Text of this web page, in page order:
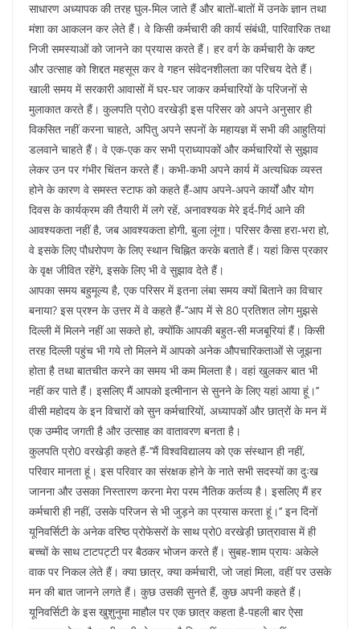
साधारण अध्यापक की तरह घुल-मिल जाते हैं और बातों-बातों में उनके ज्ञान तथा
मंशा का आकलन कर लेते हैं। वे किसी कर्मचारी की कार्य संबंधी, पारिवारिक तथा
निजी समस्याओं को जानने का प्रयास करते हैं। हर वर्ग के कर्मचारी के कष्ट
और उत्साह को शिद्दत महसूस कर वे गहन संवेदनशीलता का परिचय देते हैं।
खाली समय में सरकारी आवासों में घर-घर जाकर कर्मचारियों के परिजनों से
मुलाकात करते हैं। कुलपति प्रो0 वरखेड़ी इस परिसर को अपने अनुसार ही
विकसित नहीं करना चाहते, अपितु अपने सपनों के महायज्ञ में सभी की आहुतियां
डलवाने चाहते हैं। वे एक-एक कर सभी प्राध्यापकों और कर्मचारियों से सुझाव
लेकर उन पर गंभीर चिंतन करते हैं। कभी-कभी अपने कार्य में अत्यधिक व्यस्त
होने के कारण वे समस्त स्टाफ को कहते हैं-आप अपने-अपने कार्यों और योग
दिवस के कार्यक्रम की तैयारी में लगे रहें, अनावश्यक मेरे इर्द-गिर्द आने की
आवश्यकता नहीं है, जब आवश्यकता होगी, बुला लूंगा। परिसर कैसा हरा-भरा हो,
वे इसके लिए पौधरोपण के लिए स्थान चिह्नित करके बताते हैं। यहां किस प्रकार
के वृक्ष जीवित रहेंगे, इसके लिए भी वे सुझाव देते हैं।
आपका समय बहुमूल्य है, एक परिसर में इतना लंबा समय क्यों बिताने का विचार
बनाया? इस प्रश्न के उत्तर में वे कहते हैं-’’आप में से 80 प्रतिशत लोग मुझसे
दिल्ली में मिलने नहीं आ सकते हो, क्योंकि आपकी बहुत-सी मजबूरियां हैं। किसी
तरह दिल्ली पहुंच भी गये तो मिलने में आपको अनेक औपचारिकताओं से जूझना
होता है तथा बातचीत करने का समय भी कम मिलता है। वहां खुलकर बात भी
नहीं कर पाते हैं। इसलिए मैं आपको इत्मीनान से सुनने के लिए यहां आया हूं।’’
वीसी महोदय के इन विचारों को सुन कर्मचारियों, अध्यापकों और छात्रों के मन में
एक उम्मीद जगती है और उत्साह का वातावरण बनता है।
कुलपति प्रो0 वरखेड़ी कहते हैं-’’मैं विश्वविद्यालय को एक संस्थान ही नहीं,
परिवार मानता हूं। इस परिवार का संरक्षक होने के नाते सभी सदस्यों का दुःख
जानना और उसका निस्तारण करना मेरा परम नैतिक कर्तव्य है। इसलिए मैं हर
कर्मचारी ही नहीं, उसके परिजन से भी जुड़ने का प्रयास करता हूं।’’ इन दिनों
यूनिवर्सिटी के अनेक वरिष्ठ प्रोफेसरों के साथ प्रो0 वरखेड़ी छात्रावास में ही
बच्चों के साथ टाटपट्टी पर बैठकर भोजन करते हैं। सुबह-शाम प्रायः अकेले
वाक पर निकल लेते हैं। क्या छात्र, क्या कर्मचारी, जो जहां मिला, वहीं पर उसके
मन की बात जानने लगते हैं। कुछ उसकी सुनते हैं, कुछ अपनी कहते हैं।
यूनिवर्सिटी के इस खुशुनुमा माहौल पर एक छात्र कहता है-पहली बार ऐसा